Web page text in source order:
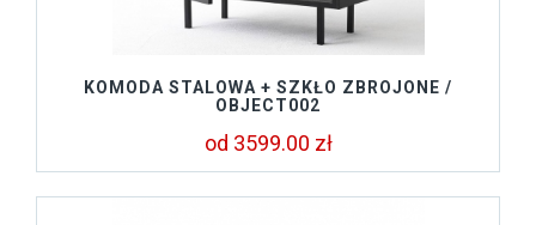
KOMODA STALOWA + SZKŁO ZBROJONE /
OBJECT002
od 3599.00 zł